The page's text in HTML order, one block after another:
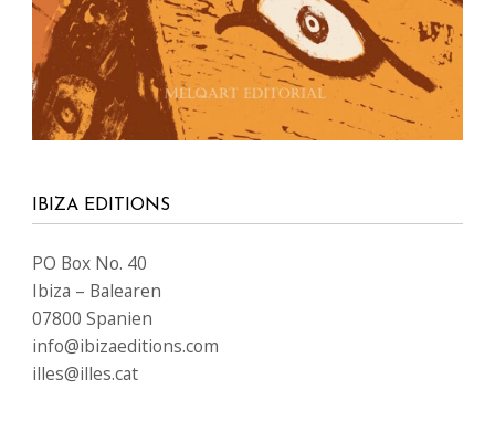
IBIZA EDITIONS
PO Box No. 40
Ibiza – Balearen
07800 Spanien
info@ibizaeditions.com
illes@illes.cat